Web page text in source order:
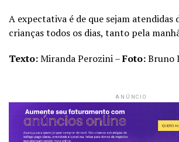
A expectativa é de que sejam atendidas
crianças todos os dias, tanto pela
Texto:Miranda Perozini –Foto:Bruno
ANÚNCIO